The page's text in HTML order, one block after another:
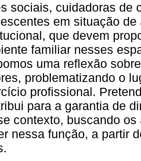
sociais, cuidadoras de
em situação de
que devem
familiar nesses
uma reflexão
problematizando o
profissional.
para a garantia de
contexto, buscando
nessa função, a partir